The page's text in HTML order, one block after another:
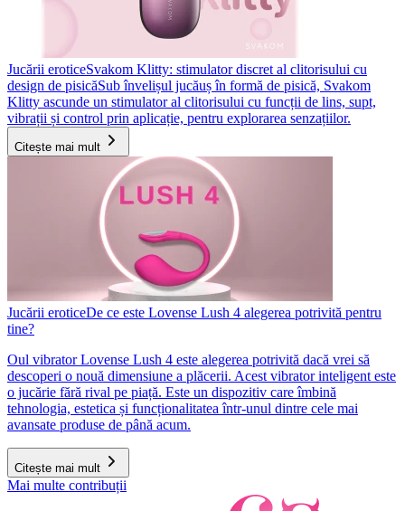
Jucării eroticeSvakom Klitty: stimulator discret al clitorisului cu
design de pisicăSub învelișul jucăuș în formă de pisică, Svakom
Klitty ascunde un stimulator al clitorisului cu funcții de lins, supt,
vibrații și control prin aplicație, pentru explorarea senzațiilor.
Citește mai mult
Jucării eroticeDe ce este Lovense Lush 4 alegerea potrivită pentru
tine?
Oul vibrator Lovense Lush 4 este alegerea potrivită dacă vrei să
descoperi o nouă dimensiune a plăcerii. Acest vibrator inteligent este
o jucărie fără rival pe piață. Este un dispozitiv care îmbină
tehnologia, estetica și funcționalitatea într-unul dintre cele mai
avansate produse de până acum.
Citește mai mult
Mai multe contribuții